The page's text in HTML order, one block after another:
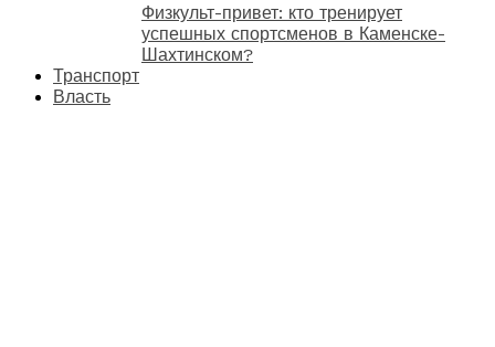
Физкульт-привет: кто тренирует
успешных спортсменов в Каменске-
Шахтинском?
Транспорт
Власть